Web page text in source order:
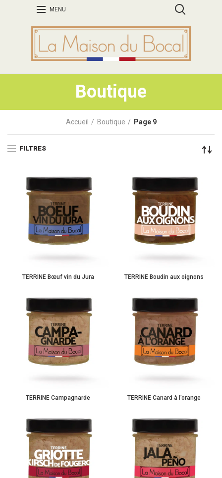
MENU
Boutique
Accueil Boutique Page 9
FILTRES
TERRINE Bœuf vin du Jura TERRINE Boudin aux oignons
TERRINE Campagnarde TERRINE Canard à l’orange